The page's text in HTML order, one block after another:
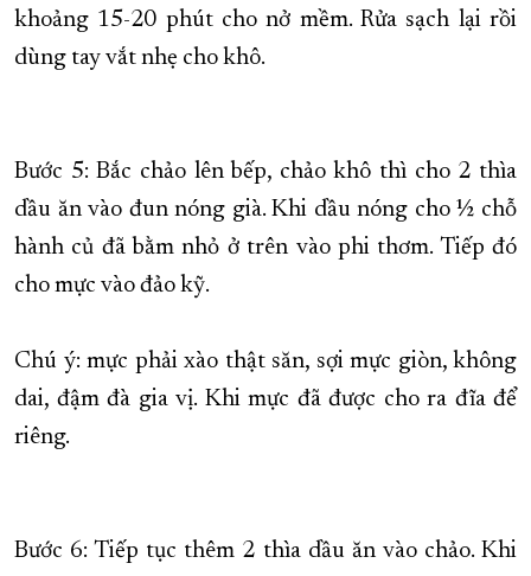
khoảng 15-20 phút cho nở mềm. Rửa sạch lại rồi
dùng tay vắt nhẹ cho khô.
Bước 5: Bắc chảo lên bếp, chảo khô thì cho 2 thìa
dầu ăn vào đun nóng già. Khi dầu nóng cho ½ chỗ
hành củ đã bằm nhỏ ở trên vào phi thơm. Tiếp đó
cho mực vào đảo kỹ.
Chú ý: mực phải xào thật săn, sợi mực giòn, không
dai, đậm đà gia vị. Khi mực đã được cho ra đĩa để
riêng.
Bước 6: Tiếp tục thêm 2 thìa dầu ăn vào chảo. Khi